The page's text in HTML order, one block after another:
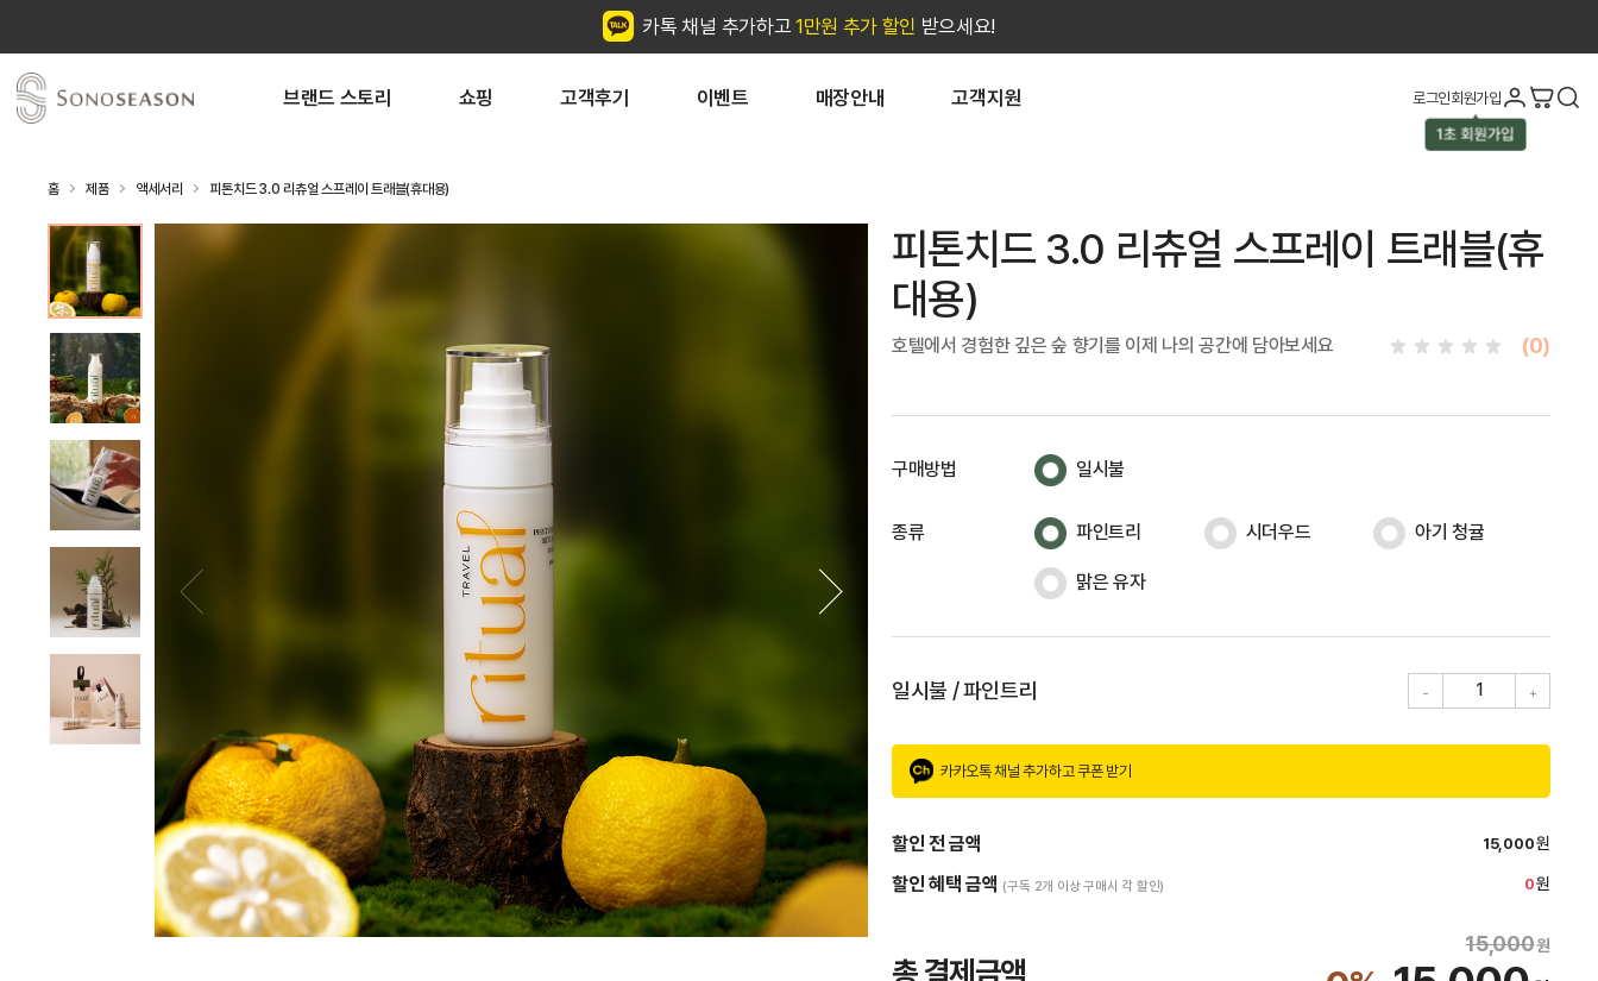
카톡 채널 추가하고 1만원 추가 할인 받으세요!
브랜드 스토리 쇼핑 고객후기 이벤트 매장안내 고객지원 로그인회원가입
홈 제품 액세서리 피톤치드 3.0 리츄얼 스프레이 트래블(휴대용)
피톤치드 3.0 리츄얼 스프레이 트래블(휴
대용)
호텔에서 경험한 깊은 숲 향기를 이제 나의 공간에 담아보세요 (0)
구매방법 일시불
종류 파인트리 시더우드 아기 청귤
맑은 유자
일시불 / 파인트리 1
카카오톡 채널 추가하고 쿠폰 받기
할인 전 금액 15,000원
할인 혜택 금액 (구독 2개 이상 구매시 각 할인) 0원
총 결제금액
15,000원